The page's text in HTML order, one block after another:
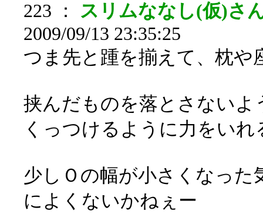
223 ： スリムななし(仮)さ
2009/09/13 23:35:25
つま先と踵を揃えて、枕や
挟んだものを落とさないよ
くっつけるように力をいれ
少しＯの幅が小さくなった
によくないかねぇー